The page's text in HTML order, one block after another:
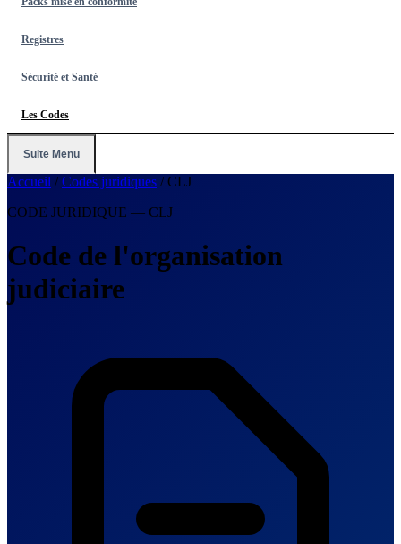
Registres
Sécurité et Santé
Les Codes
Suite Menu
Accueil / Codes juridiques / CLJ
CODE JURIDIQUE — CLJ
Code de l'organisation
judiciaire